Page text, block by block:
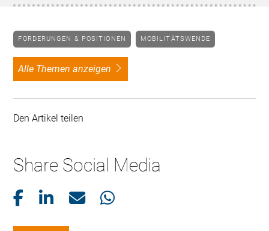
FORDERUNGEN & POSITIONEN MOBILITÄTSWENDE
alle Themen anzeigen
Den Artikel teilen
Share Social Media